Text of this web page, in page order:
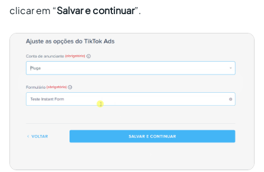
clicar em “Salvar e continuar”.